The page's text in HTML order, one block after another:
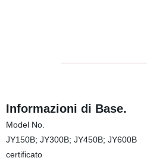
Informazioni di Base.
Model No.
JY150B; JY300B; JY450B; JY600B
certificato